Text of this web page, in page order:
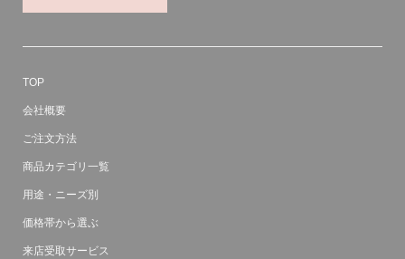
TOP
会社概要
ご注文方法
商品カテゴリ一覧
用途・ニーズ別
価格帯から選ぶ
来店受取サービス